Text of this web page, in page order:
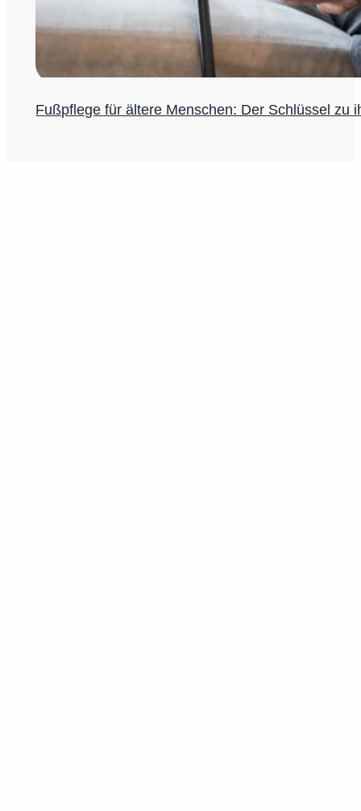
Fußpflege für ältere Menschen: Der Schlüssel zu